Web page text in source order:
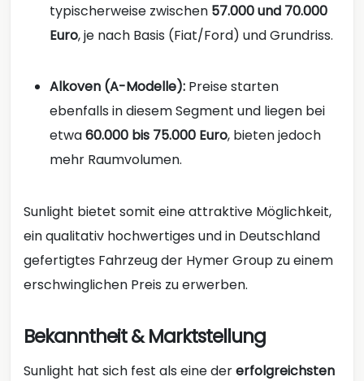
typischerweise zwischen 57.000 und 70.000
Euro, je nach Basis (Fiat/Ford) und Grundriss.
Alkoven (A-Modelle): Preise starten
ebenfalls in diesem Segment und liegen bei
etwa60.000 bis 75.000 Euro, bieten jedoch
mehr Raumvolumen.
Sunlight bietet somit eine attraktive Möglichkeit,
ein qualitativ hochwertiges und in Deutschland
gefertigtes Fahrzeug der Hymer Group zu einem
erschwinglichen Preis zu erwerben.
Bekanntheit & Marktstellung
Sunlight hat sich fest als eine dererfolgreichsten